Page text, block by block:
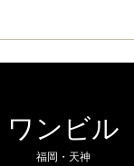
ワンビル
福岡・天神